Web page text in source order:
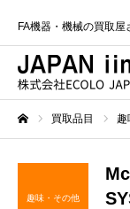
FA機器・機械の買取
買取品目 趣
趣味・その他